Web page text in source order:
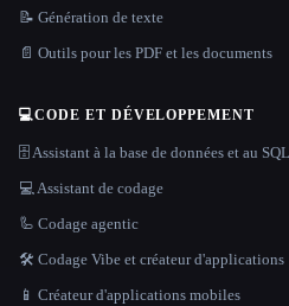
📝 Génération de texte
📄 Outils pour les PDF et les documents
💻CODE ET DÉVELOPPEMENT
🗄️ Assistant à la base de données et au SQL
💻 Assistant de codage
🦾 Codage agentic
🛠️ Codage Vibe et créateur d'applications
📱 Créateur d'applications mobiles